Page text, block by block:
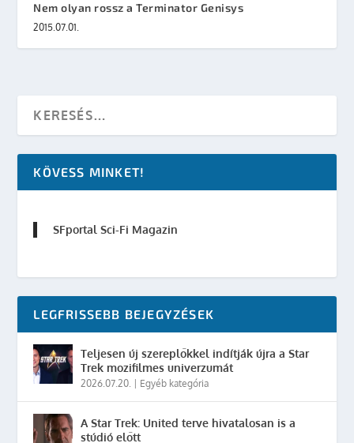
Nem olyan rossz a Terminator Genisys
2015.07.01.
KÖVESS MINKET!
SFportal Sci-Fi Magazin
LEGFRISSEBB BEJEGYZÉSEK
Teljesen új szereplőkkel indítják újra a Star
Trek mozifilmes univerzumát
2026.07.20. Egyéb kategória
A Star Trek: United terve hivatalosan is a
stúdió előtt